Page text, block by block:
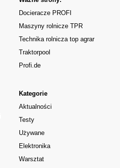
Kategorie
Aktualności
Testy
Używane
Elektronika
Warsztat
Docieracze PROFI
Maszyny rolnicze TPR
Technika rolnicza top agrar
Traktorpool
Profi.de